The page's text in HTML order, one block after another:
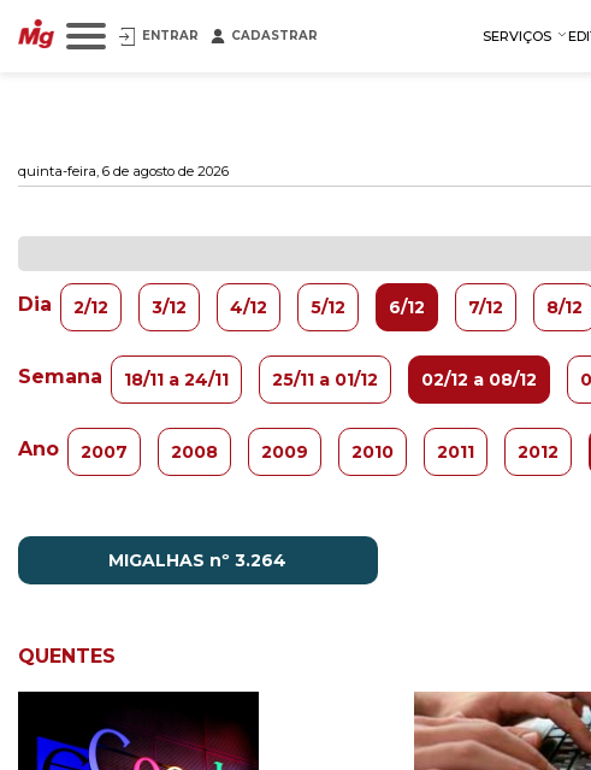
ENTRAR CADASTRAR SERVIÇOS
quinta-feira, 6 de agosto de 2026
Dia 2/12 3/12 4/12 5/12 6/12 7/12 8/12
Semana 18/11 a 24/11 25/11 a 01/12 02/12 a 08/12
Ano 2007 2008 2009 2010 2011 2012
MIGALHAS nº 3.264
QUENTES